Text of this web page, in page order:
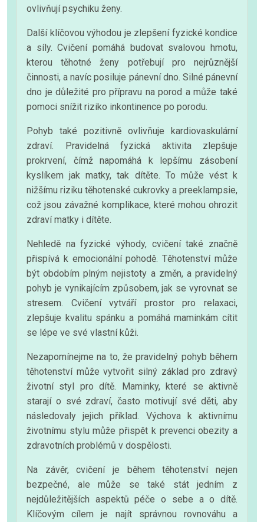
ovlivňují psychiku ženy.
Další klíčovou výhodou je zlepšení fyzické kondice
a síly. Cvičení pomáhá budovat svalovou hmotu,
kterou těhotné ženy potřebují pro nejrůznější
činnosti, a navíc posiluje pánevní dno. Silné pánevní
dno je důležité pro přípravu na porod a může také
pomoci snížit riziko inkontinence po porodu.
Pohyb také pozitivně ovlivňuje kardiovaskulární
zdraví. Pravidelná fyzická aktivita zlepšuje
prokrvení, čímž napomáhá k lepšímu zásobení
kyslíkem jak matky, tak dítěte. To může vést k
nižšímu riziku těhotenské cukrovky a preeklampsie,
což jsou závažné komplikace, které mohou ohrozit
zdraví matky i dítěte.
Nehledě na fyzické výhody, cvičení také značně
přispívá k emocionální pohodě. Těhotenství může
být obdobím plným nejistoty a změn, a pravidelný
pohyb je vynikajícím způsobem, jak se vyrovnat se
stresem. Cvičení vytváří prostor pro relaxaci,
zlepšuje kvalitu spánku a pomáhá maminkám cítit
se lépe ve své vlastní kůži.
Nezapomínejme na to, že pravidelný pohyb během
těhotenství může vytvořit silný základ pro zdravý
životní styl pro dítě. Maminky, které se aktivně
starají o své zdraví, často motivují své děti, aby
následovaly jejich příklad. Výchova k aktivnímu
životnímu stylu může přispět k prevenci obezity a
zdravotních problémů v dospělosti.
Na závěr, cvičení je během těhotenství nejen
bezpečné, ale může se také stát jedním z
nejdůležitějších aspektů péče o sebe a o dítě.
Klíčovým cílem je najít správnou rovnováhu a